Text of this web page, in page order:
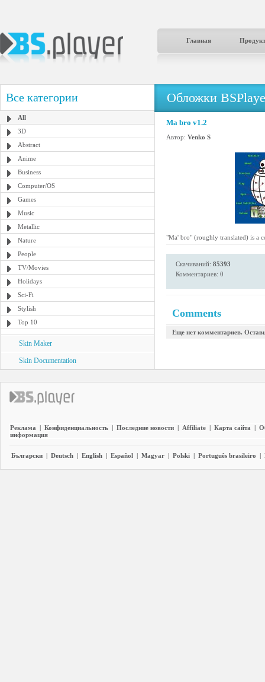
Главная
Все категории
All
3D
Abstract
Anime
Business
Computer/OS
Games
Music
Metallic
Nature
People
TV/Movies
Holidays
Sci-Fi
Stylish
Top 10
Skin Maker
Skin Documentation
Обложки
Ma bro v1.2
Автор: Venko S
"Ma' bro" (roughly translated) is a
Скачиваний: 85393
Комментариев: 0
Comments
Еще нет комментариев.
Реклама | Конфиденциальность | Последние новости | Affiliate | Карта сайта |
информация
Български | Deutsch | English | Español | Magyar | Polski | Português brasileiro |